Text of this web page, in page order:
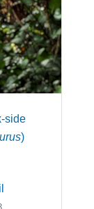
side
)